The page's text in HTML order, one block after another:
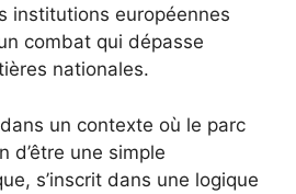
institutions européennes
combat qui dépasse
nationales.
un contexte où le parc
d’être une simple
s’inscrit dans une logique